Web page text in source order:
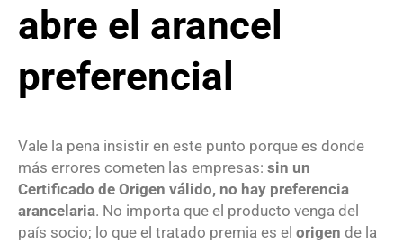
abre el arancel
preferencial
Vale la pena insistir en este punto porque es donde
más errores cometen las empresas: sin un
Certificado de Origen válido, no hay preferencia
arancelaria. No importa que el producto venga del
país socio; lo que el tratado premia es el origen de la